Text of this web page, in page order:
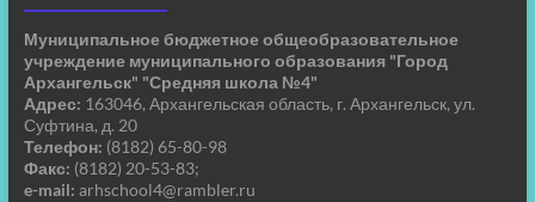
Муниципальное бюджетное общеобразовательное
учреждение муниципального образования "Город
Архангельск" "Средняя школа №4"
Адрес: 163046, Архангельская область, г. Архангельск, ул.
Суфтина, д. 20
Телефон: (8182) 65-80-98
Факс: (8182) 20-53-83;
e-mail: arhschool4@rambler.ru